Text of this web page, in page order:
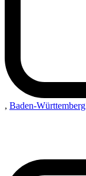
, Baden-Württemberg